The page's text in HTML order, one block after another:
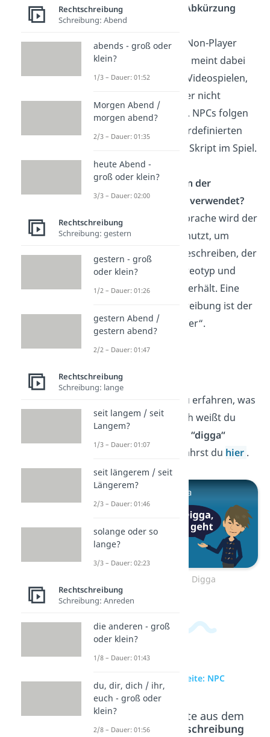
Was heißt die Abkürzung
NPC?
NPC steht für „Non-Player
Character“ und meint dabei
Spielfiguren in Videospielen,
die du als Spieler nicht
steuern kannst. NPCs folgen
dabei einem vordefinierten
Verhalten oder Skript im Spiel.
Wie wird NPC in der
Jugendsprache verwendet?
In der Jugendsprache wird der
Begriff NPC benutzt, um
jemanden zu beschreiben, der
sich immer stereotyp und
vorhersehbar verhält. Eine
andere Umschreibung ist der
Begriff „Mitläufer“.
Digga
Super, jetzt hast du erfahren, was
NPC bedeutet. Doch weißt du
auch, was du unter“digga“
verstehst? Das erfährst du hier .
Zum Video: Digga
zur Videoseite: NPC
Beliebte Inhalte aus dem
Bereich
Rechtschreibung
Rechtschreibung
Schreibung: Abend
abends - groß oder
klein?
1/3 – Dauer: 01:52
Morgen Abend /
morgen abend?
2/3 – Dauer: 01:35
heute Abend -
groß oder klein?
3/3 – Dauer: 02:00
Rechtschreibung
Schreibung: gestern
gestern - groß
oder klein?
1/2 – Dauer: 01:26
gestern Abend /
gestern abend?
2/2 – Dauer: 01:47
Rechtschreibung
Schreibung: lange
seit langem / seit
Langem?
1/3 – Dauer: 01:07
seit längerem / seit
Längerem?
2/3 – Dauer: 01:46
solange oder so
lange?
3/3 – Dauer: 02:23
Rechtschreibung
Schreibung: Anreden
die anderen - groß
oder klein?
1/8 – Dauer: 01:43
du, dir, dich / ihr,
euch - groß oder
klein?
2/8 – Dauer: 01:56